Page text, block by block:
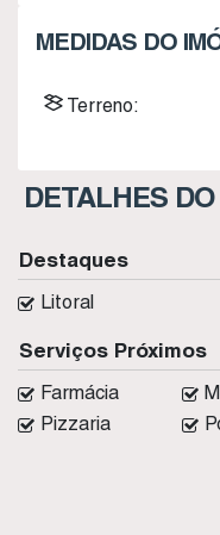
MEDIDAS DO
Terreno:
DETALHES
Serviços Próximos
Farmácia
Pizzaria
Destaques
Litoral